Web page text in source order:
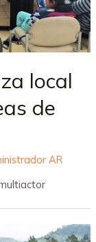
local
de
AR